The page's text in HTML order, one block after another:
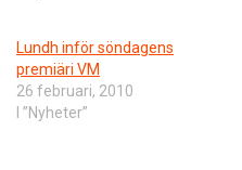
Lundh inför söndagens
premiäri VM
26 februari, 2010
I ”Nyheter”